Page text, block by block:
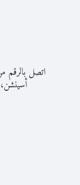
اتصل بالرقم